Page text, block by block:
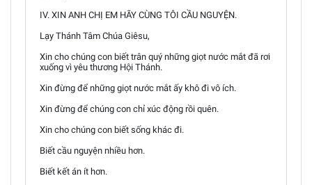
IV. XIN ANH CHỊ EM HÃY CÙNG TÔI CẦU NGUYỆN.
Lạy Thánh Tâm Chúa Giêsu,
Xin cho chúng con biết trân quý những giọt nước mắt đã rơi
xuống vì yêu thương Hội Thánh.
Xin đừng để những giọt nước mắt ấy khô đi vô ích.
Xin đừng để chúng con chỉ xúc động rồi quên.
Xin cho chúng con biết sống khác đi.
Biết cầu nguyện nhiều hơn.
Biết kết án ít hơn.